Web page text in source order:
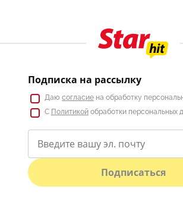
Подписка на рассылку
Даю согласие на обработку
С Политикой обработки персональных
Подписаться